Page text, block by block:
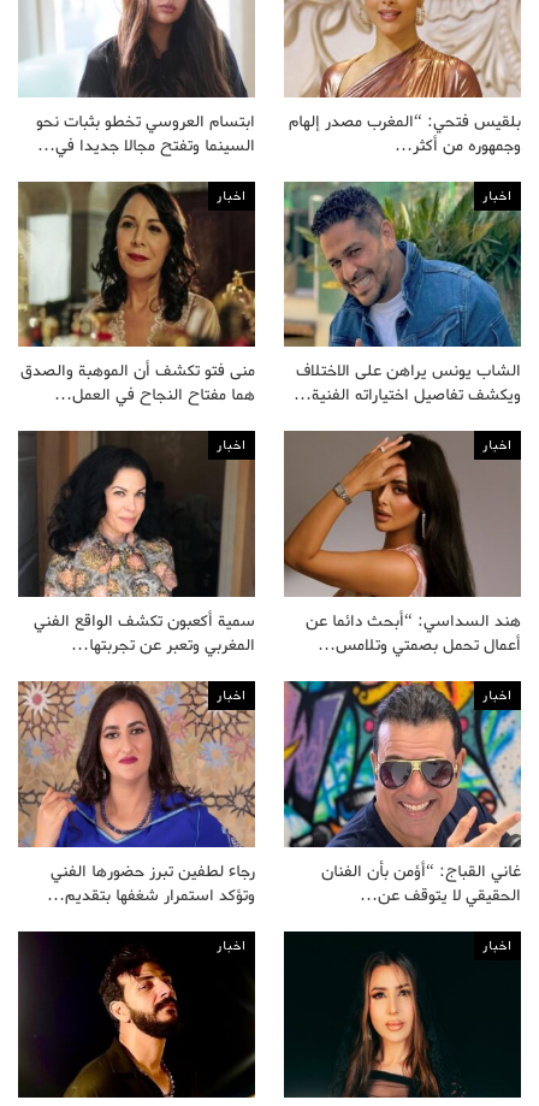
بلقيس فتحي: “المغرب مصدر إلهام
وجمهوره من أكثر…
ابتسام العروسي تخطو بثبات نحو
السينما وتفتح مجالا جديدا في…
اخبار
الشاب يونس يراهن على الاختلاف
ويكشف تفاصيل اختياراته الفنية…
اخبار
منى فتو تكشف أن الموهبة والصدق
هما مفتاح النجاح في العمل…
اخبار
هند السداسي: “أبحث دائما عن
أعمال تحمل بصمتي وتلامس…
اخبار
سمية أكعبون تكشف الواقع الفني
المغربي وتعبر عن تجربتها…
اخبار
غاني القباج: “أؤمن بأن الفنان
الحقيقي لا يتوقف عن…
اخبار
رجاء لطفين تبرز حضورها الفني
وتؤكد استمرار شغفها بتقديم…
اخبار اخبار